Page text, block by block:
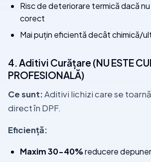
Risc de deteriorare termică dacă
corect
Mai puțin eficientă decât chimică/
4. Aditivi Curățare (NU ESTE
PROFESIONALĂ)
Ce sunt:Aditivi lichizi care se
direct în DPF.
Eficiență:
Maxim 30-40%reducere